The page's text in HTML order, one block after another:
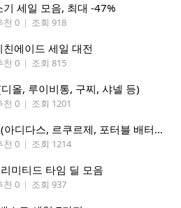
세일 모음, 최대 -47%
천 0 | 조회 918
에이드 세일 대전
천 0 | 조회 815
올, 루이비통, 구찌, 샤넬 등)
천 0 | 조회 1201
이번주 아마존 대박 세일 (아디다스, 르쿠르제, 포터블 배터리 등 한정세일)
천 0 | 조회 1214
미티드 타임 딜 모음
천 0 | 조회 937